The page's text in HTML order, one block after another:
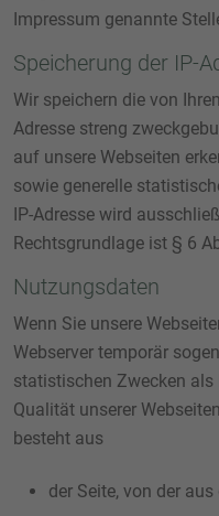
Impressum genannte
Speicherung der IP-
Wir speichern die von
Adresse streng
auf unsere Webseiten
sowie generelle
IP-Adresse wird
Rechtsgrundlage ist § 6
Nutzungsdaten
Wenn Sie unsere
Webserver temporär
statistischen Zwecken
Qualität unserer
besteht aus
der Seite, von der